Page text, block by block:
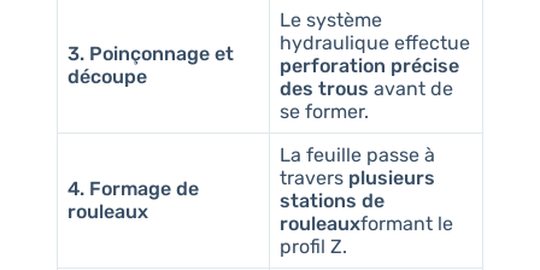
3. Poinçonnage et
découpe
Le système
hydraulique effectue
perforation précise
des trous avant de
se former.
4. Formage de
rouleaux
La feuille passe à
travers plusieurs
stations de
rouleauxformant le
profil Z.